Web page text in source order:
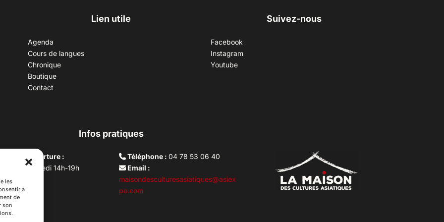
les
à
de
son
Lien utile
Agenda
Cours de langues
Chronique
Boutique
Contact
Suivez-nous
Facebook
Instagram
Youtube
Infos pratiques
d’ouverture :
au vendredi 14h-19h
10h –17h
lundi
Téléphone :04 78 53 06 40
Email :
maisondesculturesasiatiques@asiex
po.com